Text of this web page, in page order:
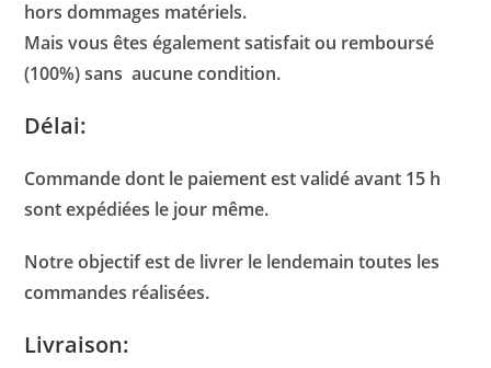
hors dommages matériels.
Mais vous êtes également satisfait ou remboursé
(100%) sans aucune condition.
Délai:
Commande dont le paiement est validé avant 15 h
sont expédiées le jour même.
Notre objectif est de livrer le lendemain toutes les
commandes réalisées.
Livraison: